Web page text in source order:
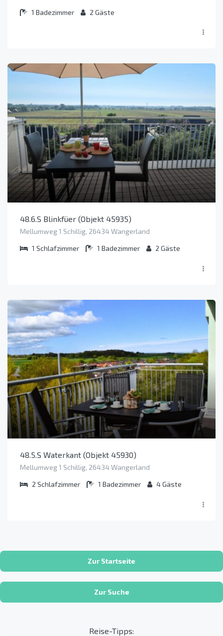
1 Badezimmer 2 Gäste
48.6.S Blinkfüer (Objekt 45935)
Mellumweg 1 Schillig, 26434 Wangerland
1 Schlafzimmer 1 Badezimmer 2 Gäste
48.5.S Waterkant (Objekt 45930)
Mellumweg 1 Schillig, 26434 Wangerland
2 Schlafzimmer 1 Badezimmer 4Gäste
Zur Startseite
Zur Suche
Reise-Tipps: